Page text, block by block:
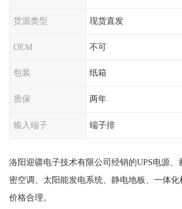
货源类型 现货直发
OEM 不可
包装 纸箱
质保 两年
输入端子 端子排
洛阳迎疆电子技术有限公司经销的UPS电源、
密空调、太阳能发电系统、静电地板、一体化
价格合理。